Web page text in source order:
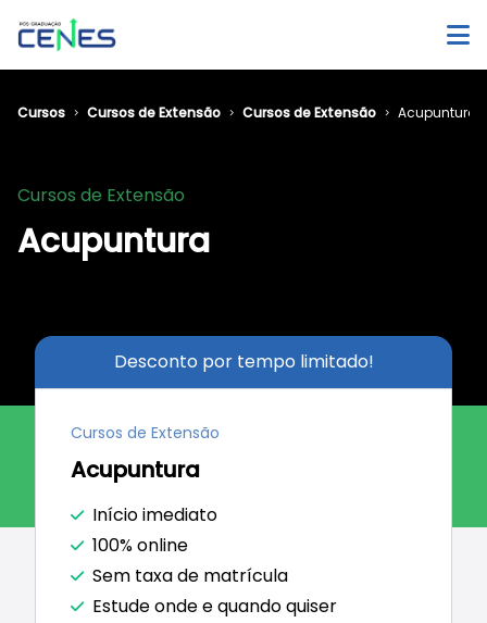
Cursos Cursos de Extensão Cursos de Extensão Acupuntura
Cursos de Extensão
Acupuntura
Desconto por tempo limitado!
Cursos de Extensão
Acupuntura
Início imediato
100% online
Sem taxa de matrícula
Estude onde e quando quiser